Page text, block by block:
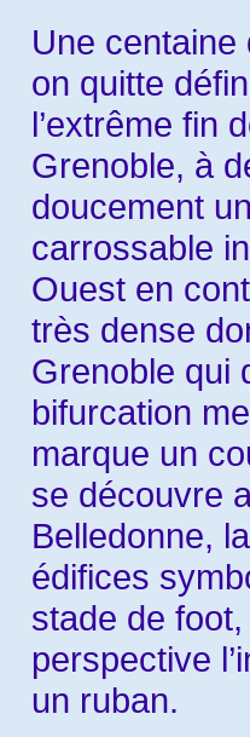
Une
on quitte
l’extrême fin
Grenoble, à
doucement
carrossable
Ouest en
très dense
Grenoble qui
bifurcation
marque un
se découvre
Belledonne,
édifices
stade de
perspective
un ruban.